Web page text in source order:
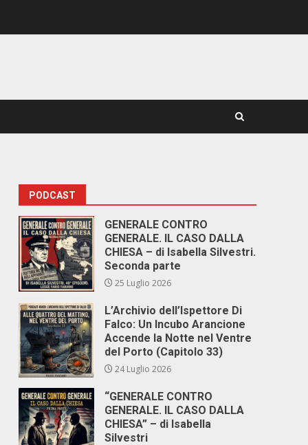
PODCAST
GENERALE CONTRO
GENERALE. IL CASO DALLA
CHIESA – di Isabella Silvestri.
Seconda parte
25 Luglio 2026
L’Archivio dell’Ispettore Di
Falco: Un Incubo Arancione
Accende la Notte nel Ventre
del Porto (Capitolo 33)
24 Luglio 2026
“GENERALE CONTRO
GENERALE. IL CASO DALLA
CHIESA” – di Isabella
Silvestri